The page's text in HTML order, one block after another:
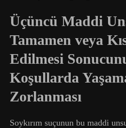
Üçüncü Maddi
Tamamen veya
Edilmesi
Koşullarda
Zorlanması
Soykırım suçunun bu maddi